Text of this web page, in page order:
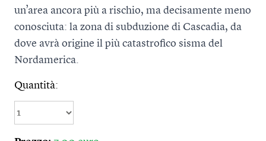
un’area ancora più a rischio, ma decisamente meno
conosciuta: la zona di subduzione di Cascadia, da
dove avrà origine il più catastrofico sisma del
Nordamerica.
Quantità: